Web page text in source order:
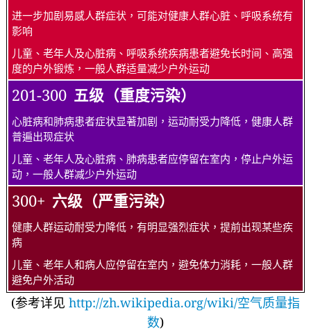
进一步加剧易感人群症状，可能对健康人群心脏、呼吸系统有
影响
儿童、老年人及心脏病、呼吸系统疾病患者避免长时间、高强
度的户外锻炼，一般人群适量减少户外运动
201-300 五级（重度污染）
心脏病和肺病患者症状显著加剧，运动耐受力降低，健康人群
普遍出现症状
儿童、老年人及心脏病、肺病患者应停留在室内，停止户外运
动，一般人群减少户外运动
300+ 六级（严重污染）
健康人群运动耐受力降低，有明显强烈症状，提前出现某些疾
病
儿童、老年人和病人应停留在室内，避免体力消耗，一般人群
避免户外活动
(参考详见 http://zh.wikipedia.org/wiki/空气质量指
数)